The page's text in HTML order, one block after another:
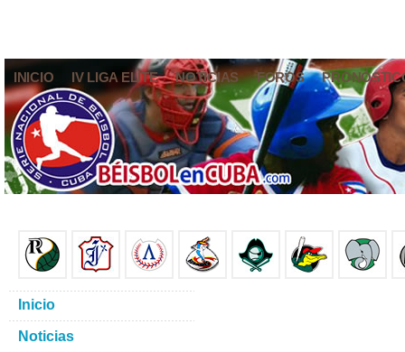
INICIO IV LIGA ELITE NOTICIAS FOROS
Inicio
Noticias